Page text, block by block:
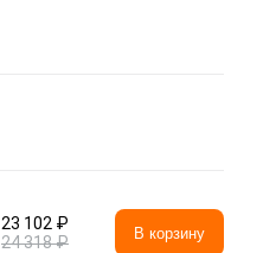
23 102 ₽
24 318 ₽
В корзину